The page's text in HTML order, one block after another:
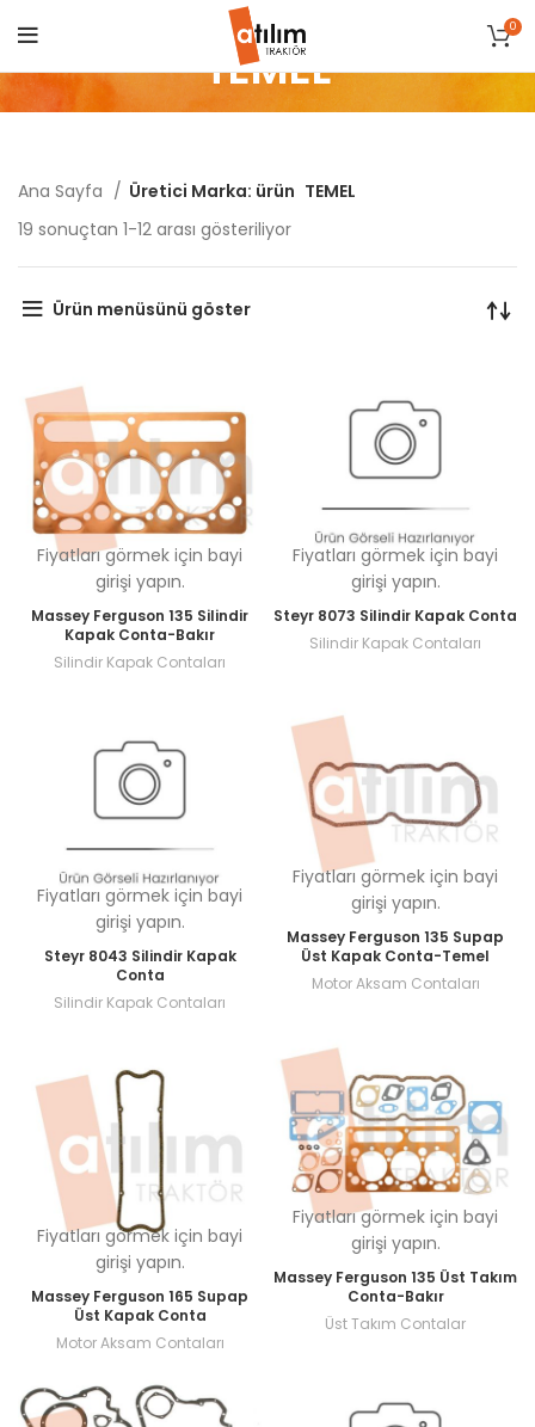
0
TEMEL
Ana Sayfa Üretici Marka: ürün TEMEL
19 sonuçtan 1-12 arası gösteriliyorPopülerliğe
Ürün menüsünü göster
Fiyatları görmek için bayi
girişi yapın.
Massey Ferguson 135 Silindir
Kapak Conta-Bakır
Silindir Kapak Contaları
Fiyatları görmek için bayi
girişi yapın.
Steyr 8073 Silindir Kapak Conta
Silindir Kapak Contaları
Fiyatları görmek için bayi
girişi yapın.
Massey Ferguson 135 Supap
Üst Kapak Conta-Temel
Motor Aksam Contaları
Fiyatları görmek için bayi
girişi yapın.
Steyr 8043 Silindir Kapak
Conta
Silindir Kapak Contaları
Fiyatları görmek için bayi
girişi yapın.
Massey Ferguson 135 Üst Takım
Conta-Bakır
Üst Takım Contalar
Fiyatları görmek için bayi
girişi yapın.
Massey Ferguson 165 Supap
Üst Kapak Conta
Motor Aksam Contaları